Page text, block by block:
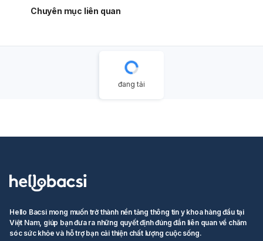
bác sĩ đánh giá cụ thể tình trạng vết thương và tình trạng
dựa trên tình hình thực tế.
Chuyên mục liên quan
đang tải
Hello Bacsi mong muốn trở thành nền tảng thông tin y khoa hàng đầu tại
Việt Nam, giúp bạn đưa ra những quyết định đúng đắn liên quan về chăm
sóc sức khỏe và hỗ trợ bạn cải thiện chất lượng cuộc sống.